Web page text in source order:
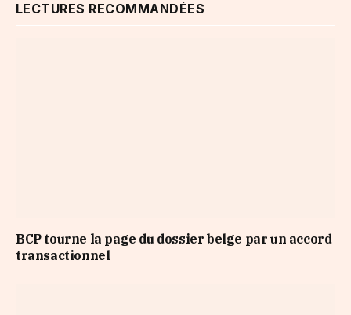
LECTURES RECOMMANDÉES
BCP tourne la page du dossier belge par un accord
transactionnel